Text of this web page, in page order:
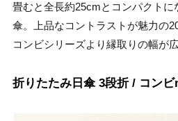
畳むと全長約25cmとコンパクトに
傘。上品なコントラストが魅力の
コンビシリーズより縁取りの幅が
折りたたみ日傘 3段折 / コン